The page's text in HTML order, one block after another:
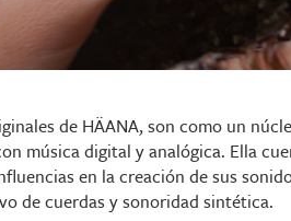
de HÄANA, son como un
música digital y analógica. Ella
en la creación de sus
de cuerdas y sonoridad sintética.